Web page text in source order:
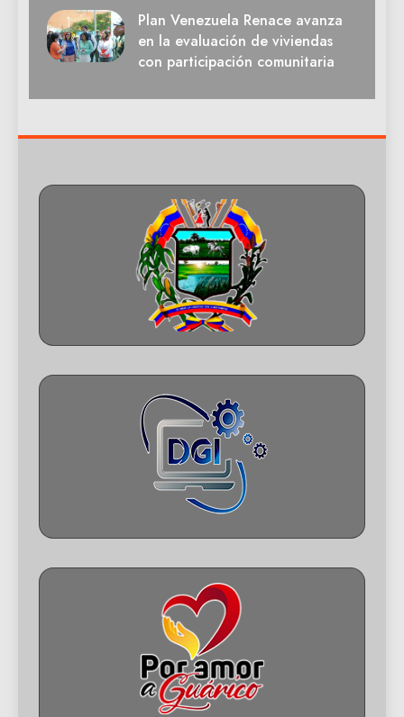
Plan Venezuela Renace avanza
en la evaluación de viviendas
con participación comunitaria